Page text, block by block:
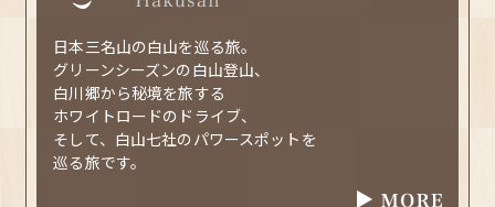
日本三名山の白山を巡る旅。
グリーンシーズンの白山登山、
白川郷から秘境を旅する
ホワイトロードのドライブ、
そして、白山七社のパワースポットを
巡る旅です。